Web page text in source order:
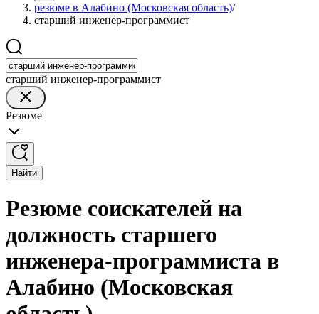
резюме в Алабино (Московская область)/
старший инженер-программист
старший инженер-программист
Резюме
Найти
Резюме соискателей на
должность старшего
инженера-программиста в
Алабино (Московская